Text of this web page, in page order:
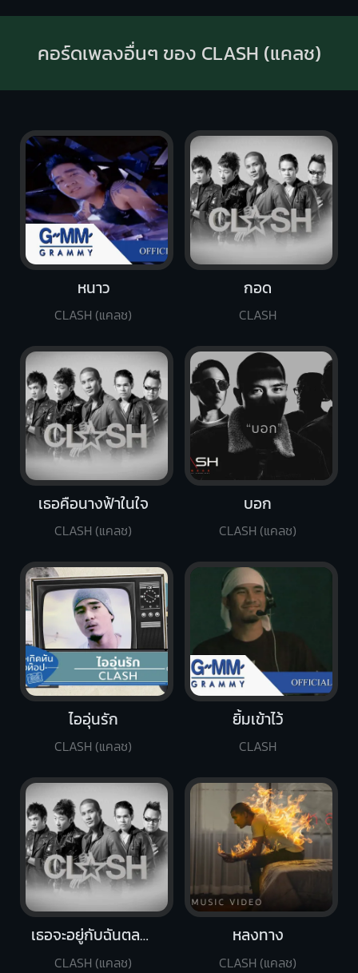
คอร์ดเพลงอื่นๆ ของ CLASH (แคลช)
กอด
CLASH
ยิ้มเข้าไว้
CLASH
เธอจะอยู่กับฉันตลอดไป
CLASH (แคลช)
ไออุ่นรัก
CLASH (แคลช)
หนาว
CLASH (แคลช)
บอก
CLASH (แคลช)
หลงทาง
CLASH (แคลช)
เธอคือนางฟ้าในใจ
CLASH (แคลช)